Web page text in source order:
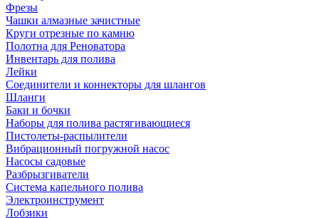
Фрезы
Чашки алмазные зачистные
Круги отрезные по камню
Полотна для Реноватора
Инвентарь для полива
Лейки
Соединители и коннекторы для шлангов
Шланги
Баки и бочки
Наборы для полива растягивающиеся
Пистолеты-распылители
Вибрационный погружной насос
Насосы садовые
Разбрызгиватели
Система капельного полива
Электроинструмент
Лобзики